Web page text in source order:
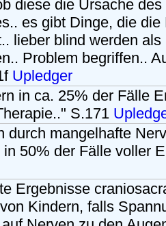
diese die Ursache
es gibt Dinge, die
lieber blind werden als
Problem begriffen..
Upledger
in ca. 25% der Fälle
S.171
durch mangelhafte
50% der Fälle voller
Ergebnisse
Kindern, falls